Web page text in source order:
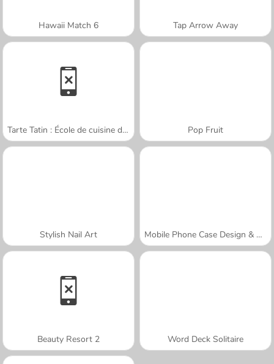
Hawaii Match 6 Tap Arrow Away
Tarte Tatin : École de cuisine de Sara Pop Fruit
Stylish Nail Art Mobile Phone Case Design & DIY
Beauty Resort 2 Word Deck Solitaire